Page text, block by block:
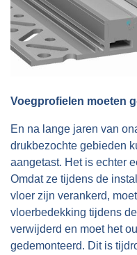
Voegprofielen moeten
En na lange jaren van
drukbezochte gebieden
aangetast. Het is echter
Omdat ze tijdens de
vloer zijn verankerd,
vloerbedekking tijdens
verwijderd en moet het
gedemonteerd. Dit is